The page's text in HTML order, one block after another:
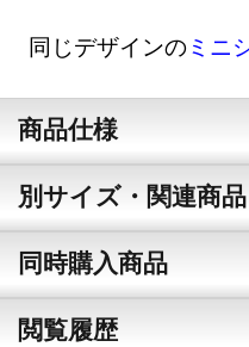
同じデザインのミニ
商品仕様
別サイズ・関連商品
同時購入商品
閲覧履歴